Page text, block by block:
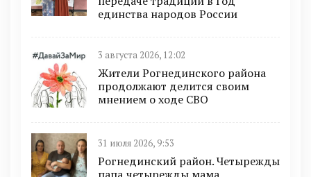
единства народов России
3 августа 2026, 12:02
Жители Рогнединского района
продолжают делится своим
мнением о ходе СВО
31 июля 2026, 9:53
Рогнединский район. Четырежды
папа,четырежды мама